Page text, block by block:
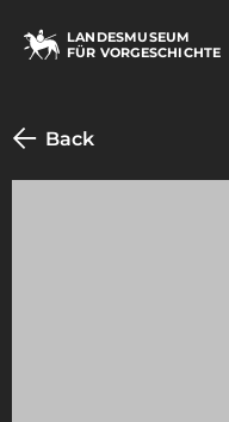
LANDESMUSEUM
FÜR VORGESCHICHTE
Back